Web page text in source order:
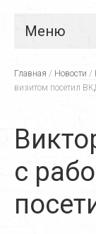
Меню
Главная
Услуги
Главная / Новости /
визитом посетил
с